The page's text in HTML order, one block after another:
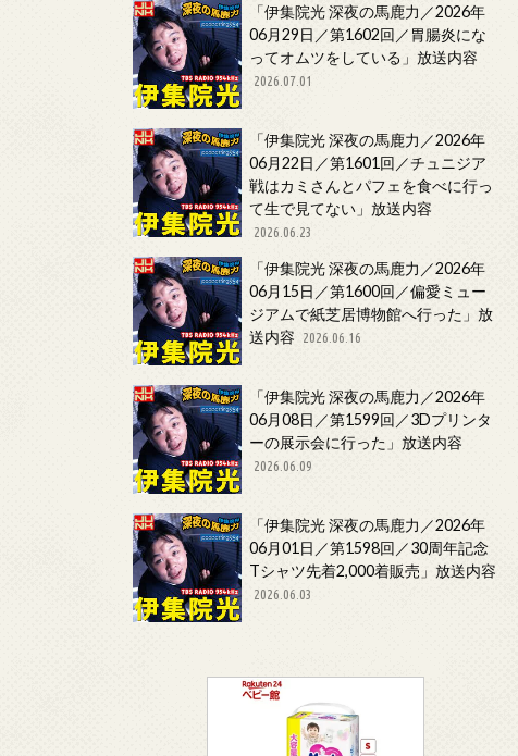
「伊集院光 深夜の馬鹿力／2026年
06月29日／第1602回／胃腸炎にな
ってオムツをしている」放送内容
2026.07.01
「伊集院光 深夜の馬鹿力／2026年
06月22日／第1601回／チュニジア
戦はカミさんとパフェを食べに行っ
て生で見てない」放送内容
2026.06.23
「伊集院光 深夜の馬鹿力／2026年
06月15日／第1600回／偏愛ミュー
ジアムで紙芝居博物館へ行った」放
送内容
2026.06.16
「伊集院光 深夜の馬鹿力／2026年
06月08日／第1599回／3Dプリンタ
ーの展示会に行った」放送内容
2026.06.09
「伊集院光 深夜の馬鹿力／2026年
06月01日／第1598回／30周年記念
Tシャツ先着2,000着販売」放送内容
2026.06.03